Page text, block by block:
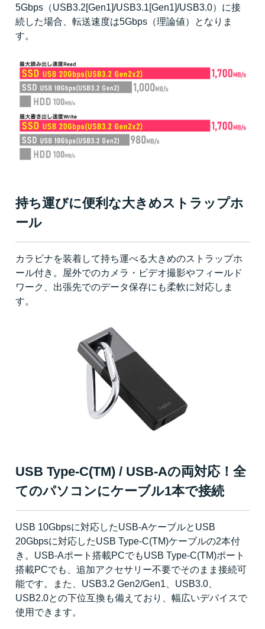
5Gbps（USB3.2[Gen1]/USB3.1[Gen1]/USB3.0）に接
続した場合、転送速度は5Gbps（理論値）となりま
す。
持ち運びに便利な大きめストラップホ
ール
カラビナを装着して持ち運べる大きめのストラップホ
ール付き。屋外でのカメラ・ビデオ撮影やフィールド
ワーク、出張先でのデータ保存にも柔軟に対応しま
す。
USB Type-C(TM) / USB-Aの両対応！全
てのパソコンにケーブル1本で接続
USB 10Gbpsに対応したUSB-AケーブルとUSB
20Gbpsに対応したUSB Type-C(TM)ケーブルの2本付
き。USB-Aポート搭載PCでもUSB Type-C(TM)ポート
搭載PCでも、追加アクセサリー不要でそのまま接続可
能です。また、USB3.2 Gen2/Gen1、USB3.0、
USB2.0との下位互換も備えており、幅広いデバイスで
使用できます。